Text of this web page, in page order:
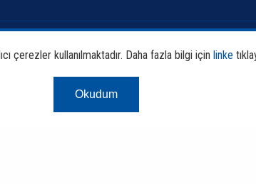
Banka ve Sektör Bilgileri
Sürdürülebilirlik
çerezler kullanılmaktadır. Daha fazla bilgi için linke
Okudum